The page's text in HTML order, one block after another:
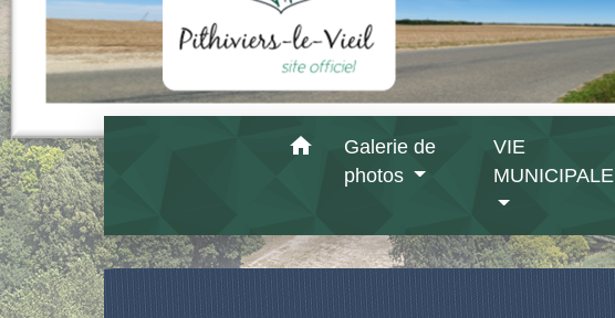
home
Galerie de
photos
VIE
MUNICIPALE